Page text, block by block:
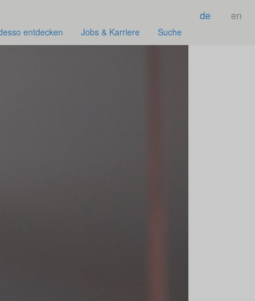
de en
entdecken Jobs & Karriere Suche